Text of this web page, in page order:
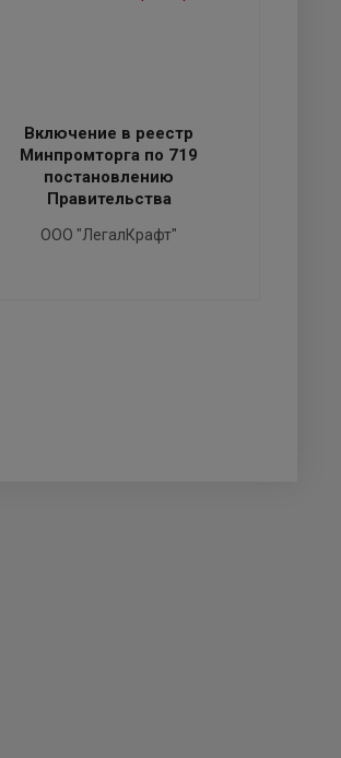
Включение в реестр
Минпромторга по 719
постановлению
Правительства
ООО "ЛегалКрафт"